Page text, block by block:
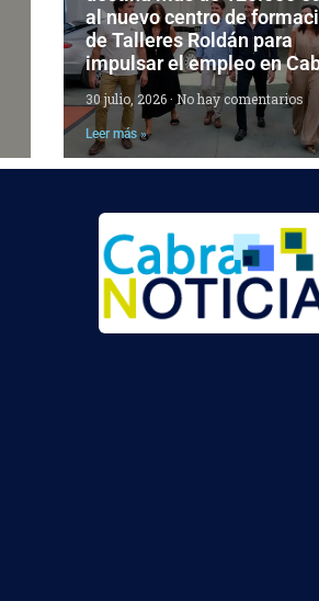
al nuevo centro de
de Talleres Roldán para
impulsar el empleo en
30 julio, 2026 No hay comentarios
Leer más »